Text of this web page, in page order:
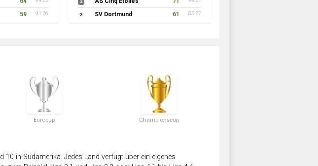
59 91:26
2
3 SV Dortmund 61 85:27
Eurocup Championscup
in Südamerika. Jedes Land verfügt über ein eigenes